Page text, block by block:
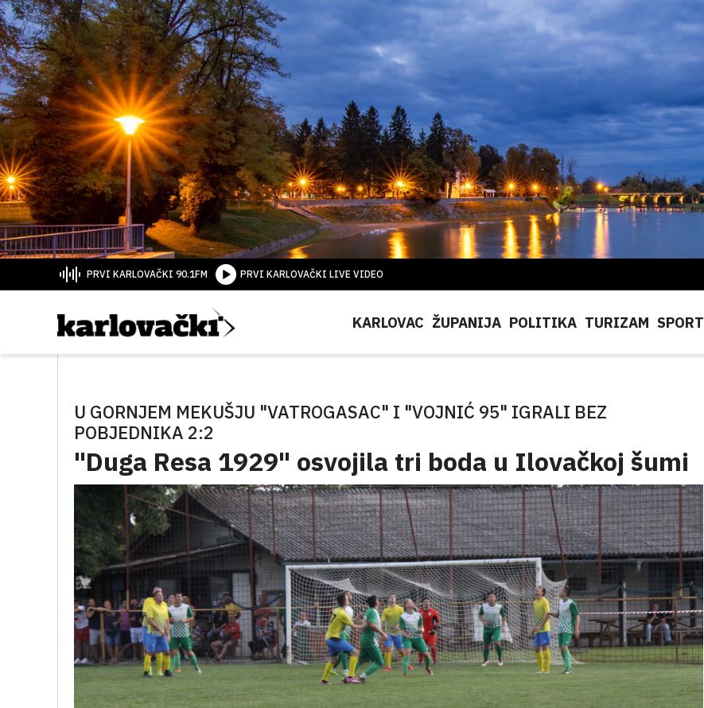
PRVI KARLOVAČKI 90.1FM PRVI KARLOVAČKI LIVE VIDEO
KARLOVAC ŽUPANIJA POLITIKA TURIZAM SPORT
U GORNJEM MEKUŠJU "VATROGASAC" I "VOJNIĆ 95" IGRALI BEZ
POBJEDNIKA 2:2
"Duga Resa 1929" osvojila tri boda u Ilovačkoj šumi